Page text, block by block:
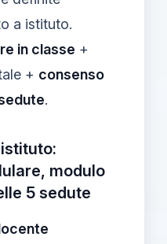
a istituto.
in classe +
+ consenso
.
modulo
5 sedute